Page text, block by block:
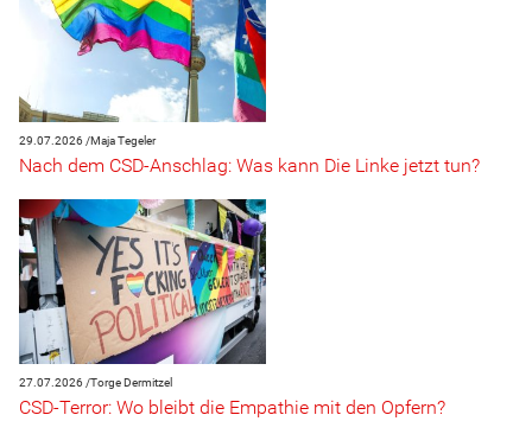
29.07.2026 /Maja Tegeler
Nach dem CSD-Anschlag: Was kann Die Linke jetzt tun?
27.07.2026 /Torge Dermitzel
CSD-Terror: Wo bleibt die Empathie mit den Opfern?